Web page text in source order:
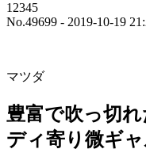
12345
No.49699 - 2019-10-19
マツダ
豊富で吹っ切
ディ寄り微ギ